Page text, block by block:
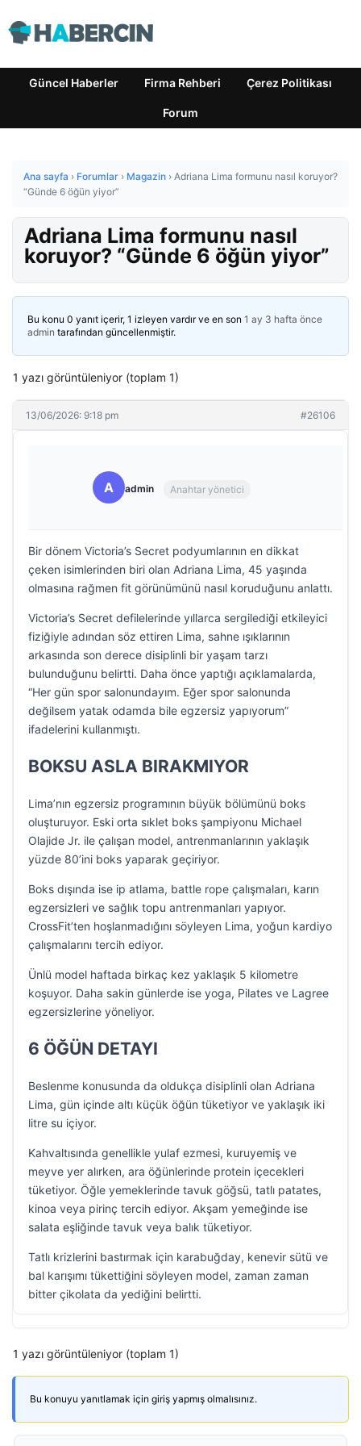
Güncel Haberler Firma Rehberi Çerez Politikası
Forum
Ana sayfa › Forumlar › Magazin › Adriana Lima formunu nasıl koruyor?
“Günde 6 öğün yiyor”
Adriana Lima formunu nasıl
koruyor? “Günde 6 öğün yiyor”
Bu konu 0 yanıt içerir, 1 izleyen vardır ve en son 1 ay 3 hafta önce
admin tarafından güncellenmiştir.
1 yazı görüntüleniyor (toplam 1)
13/06/2026: 9:18 pm #26106
A admin Anahtar yönetici
Bir dönem Victoria’s Secret podyumlarının en dikkat
çeken isimlerinden biri olan Adriana Lima, 45 yaşında
olmasına rağmen fit görünümünü nasıl koruduğunu anlattı.
Victoria’s Secret defilelerinde yıllarca sergilediği etkileyici
fiziğiyle adından söz ettiren Lima, sahne ışıklarının
arkasında son derece disiplinli bir yaşam tarzı
bulunduğunu belirtti. Daha önce yaptığı açıklamalarda,
“Her gün spor salonundayım. Eğer spor salonunda
değilsem yatak odamda bile egzersiz yapıyorum”
ifadelerini kullanmıştı.
BOKSU ASLA BIRAKMIYOR
Lima’nın egzersiz programının büyük bölümünü boks
oluşturuyor. Eski orta sıklet boks şampiyonu Michael
Olajide Jr. ile çalışan model, antrenmanlarının yaklaşık
yüzde 80’ini boks yaparak geçiriyor.
Boks dışında ise ip atlama, battle rope çalışmaları, karın
egzersizleri ve sağlık topu antrenmanları yapıyor.
CrossFit’ten hoşlanmadığını söyleyen Lima, yoğun kardiyo
çalışmalarını tercih ediyor.
Ünlü model haftada birkaç kez yaklaşık 5 kilometre
koşuyor. Daha sakin günlerde ise yoga, Pilates ve Lagree
egzersizlerine yöneliyor.
6 ÖĞÜN DETAYI
Beslenme konusunda da oldukça disiplinli olan Adriana
Lima, gün içinde altı küçük öğün tüketiyor ve yaklaşık iki
litre su içiyor.
Kahvaltısında genellikle yulaf ezmesi, kuruyemiş ve
meyve yer alırken, ara öğünlerinde protein içecekleri
tüketiyor. Öğle yemeklerinde tavuk göğsü, tatlı patates,
kinoa veya pirinç tercih ediyor. Akşam yemeğinde ise
salata eşliğinde tavuk veya balık tüketiyor.
Tatlı krizlerini bastırmak için karabuğday, kenevir sütü ve
bal karışımı tükettiğini söyleyen model, zaman zaman
bitter çikolata da yediğini belirtti.
1 yazı görüntüleniyor (toplam 1)
Bu konuyu yanıtlamak için giriş yapmış olmalısınız.